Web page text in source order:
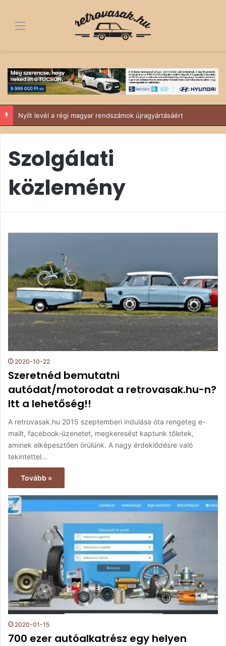
Menü
Nyílt levél a régi magyar rendszámok újragyártásáért
Szolgálati
közlemény
2020-10-22
Szeretnéd bemutatni
autódat/motorodat a retrovasak.hu-n?
Itt a lehetőség!!
A retrovasak.hu 2015 szeptemberi indulása óta rengeteg e-
mailt, facebook-üzenetet, megkeresést kaptunk tőletek,
aminek elképesztően örülünk. A nagy érdeklődésre való
tekintettel…
Tovább »
2020-01-15
700 ezer autóalkatrész egy helyen